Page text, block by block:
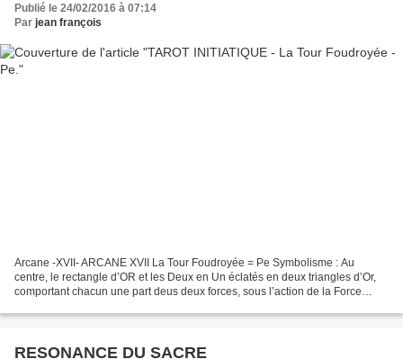
Publié le 24/02/2016 à 07:14
Par jean françois
Arcane -XVII- ARCANE XVII La Tour Foudroyée = Pe Symbolisme : Au
centre, le rectangle d’OR et les Deux en Un éclatés en deux triangles d’Or,
comportant chacun une part deus deux forces, sous l’action de la Force
RESONANCE DU SACRE